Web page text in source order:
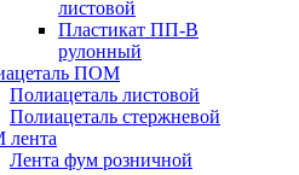
листовой
Пластикат ПП-В
рулонный
ПОМ
Полиацеталь листовой
Полиацеталь стержневой
Лента фум розничной